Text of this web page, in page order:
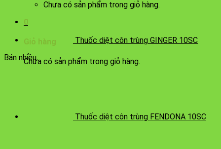
Chưa có sản phẩm trong giỏ hàng.
0
Giỏ hàng
Chưa có sản phẩm trong giỏ hàng.
Thuốc diệt côn trùng GINGER 10SC
Bán nhiều
Thuốc diệt côn trùng FENDONA 10SC